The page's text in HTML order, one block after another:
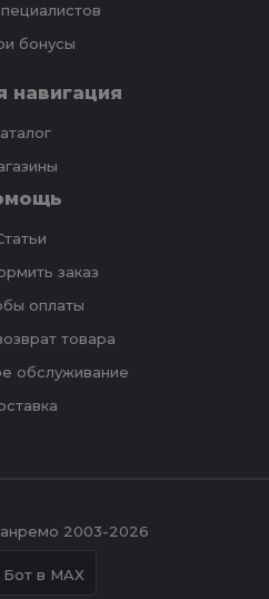
бонусы
навигация
заказ
оплаты
товара
обслуживание
2003-2026
Бот в MAX